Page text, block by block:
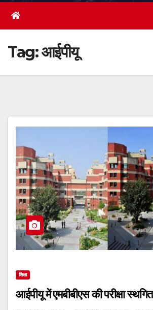
Tag:आईपीयू
शिक्षा
आईपीयू में एमबीबीएस की परीक्षा स्थगित